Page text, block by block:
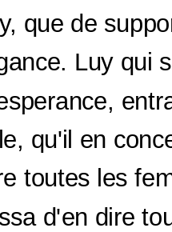
que de
Luy qui
qu'il en
toutes les
d'en dire